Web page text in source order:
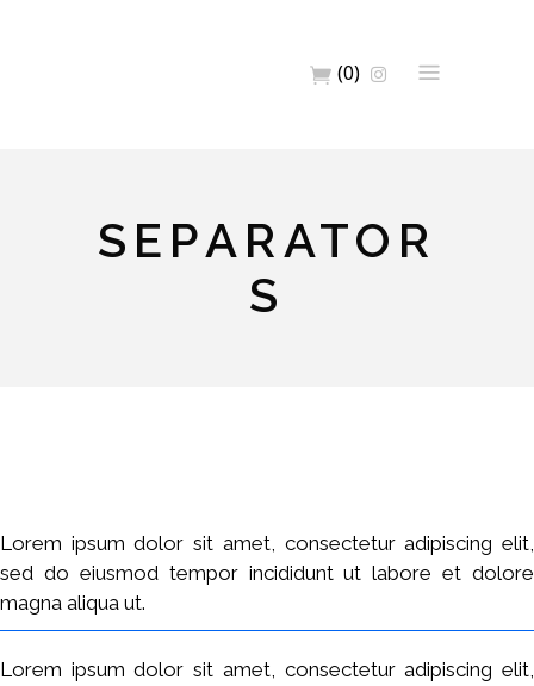
(0)
SEPARATOR
S
Lorem ipsum dolor sit amet, consectetur adipiscing elit,
sed do eiusmod tempor incididunt ut labore et dolore
magna aliqua ut.
Lorem ipsum dolor sit amet, consectetur adipiscing elit,